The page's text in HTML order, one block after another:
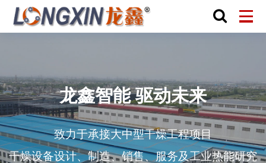
龙鑫智能 驱动未来
致力于承接大中型干燥工程项目
干燥设备设计、制造、销售、服务及工业热能研究